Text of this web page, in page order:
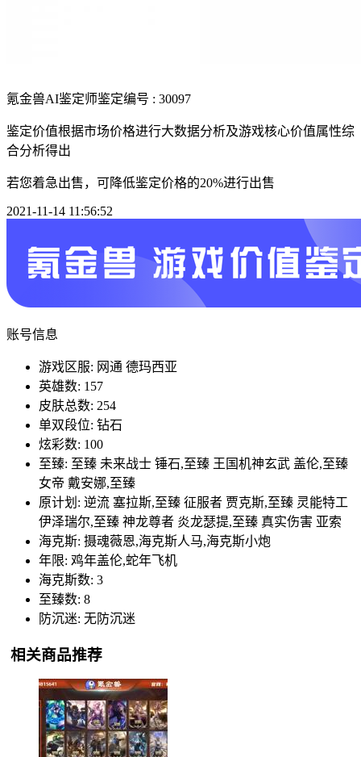
氪金兽AI鉴定师鉴定编号 : 30097
鉴定价值根据市场价格进行大数据分析及游戏核心价值属性综
合分析得出
若您着急出售，可降低鉴定价格的20%进行出售
2021-11-14 11:56:52
账号信息
游戏区服: 网通 德玛西亚
英雄数: 157
皮肤总数: 254
单双段位: 钻石
炫彩数: 100
至臻: 至臻 未来战士 锤石,至臻 王国机神玄武 盖伦,至臻
女帝 戴安娜,至臻
原计划: 逆流 塞拉斯,至臻 征服者 贾克斯,至臻 灵能特工
伊泽瑞尔,至臻 神龙尊者 炎龙瑟提,至臻 真实伤害 亚索
海克斯: 摄魂薇恩,海克斯人马,海克斯小炮
年限: 鸡年盖伦,蛇年飞机
海克斯数: 3
至臻数: 8
防沉迷: 无防沉迷
相关商品推荐